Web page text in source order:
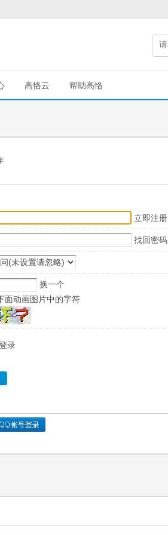
高恪云 帮助高恪
立即注册
找回密码
换一个
面动画图片中的字符
录